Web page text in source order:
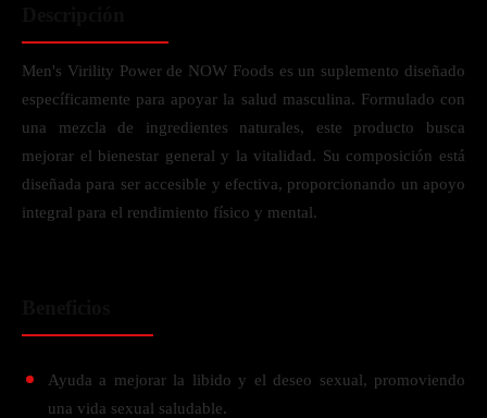
Men's Virility Power de NOW Foods es un suplemento diseñado
específicamente para apoyar la salud masculina. Formulado con
una mezcla de ingredientes naturales, este producto busca
mejorar el bienestar general y la vitalidad. Su composición está
diseñada para ser accesible y efectiva, proporcionando un apoyo
integral para el rendimiento físico y mental.
Ayuda a mejorar la libido y el deseo sexual, promoviendo
una vida sexual saludable.